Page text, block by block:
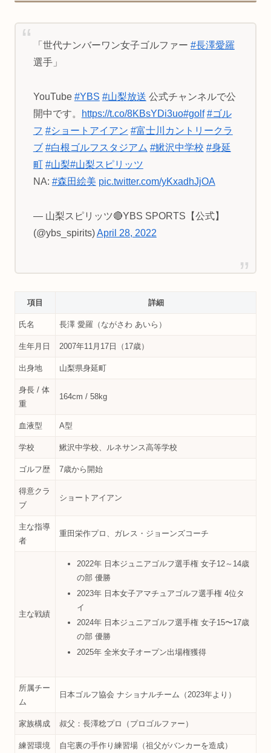
「世代ナンバーワン女子ゴルファー #長澤愛羅
選手」
YouTube #YBS #山梨放送 公式チャンネルで公
開中です。
https://t.co/8KBsYDi3uo#golf #ゴル
フ #ショートアイアン #富士川カントリークラ
ブ #白根ゴルフスタジアム #鰍沢中学校 #身延
町 #山梨#山梨スピリッツ
NA: #森田絵美 pic.twitter.com/yKxadhJjOA
— 山梨スピリッツ🔴YBS SPORTS【公式】
(@ybs_spirits)April 28, 2022
項目 詳細
氏名 長澤 愛羅（ながさわ あいら）
生年月日 2007年11月17日（17歳）
出身地 山梨県身延町
身長 / 体
重
164cm / 58kg
血液型 A型
学校 鰍沢中学校、ルネサンス高等学校
ゴルフ歴 7歳から開始
得意クラ
ブ
ショートアイアン
主な指導
者
重田栄作プロ、ガレス・ジョーンズコーチ
主な戦績
2022年 日本ジュニアゴルフ選手権 女子12～14歳
の部 優勝
2023年 日本女子アマチュアゴルフ選手権 4位タ
イ
2024年 日本ジュニアゴルフ選手権 女子15〜17歳
の部 優勝
2025年 全米女子オープン出場権獲得
所属チー
ム
日本ゴルフ協会 ナショナルチーム（2023年より）
家族構成 叔父：長澤稔プロ（プロゴルファー）
練習環境 自宅裏の手作り練習場（祖父がバンカーを造成）